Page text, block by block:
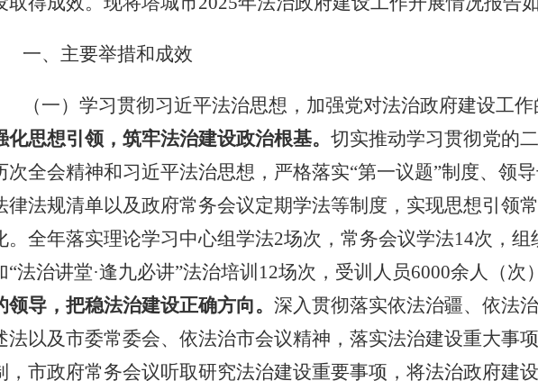
一、 主要举措和成效
（一）学习贯彻习近平法治思想，加强党对法治政府建设工作
化思想引领，筑牢法治建设政治根基。 切实推动学习贯彻党的
次全会精神和习近平法治思想，严格落实“第一议题”制度、领
律法规清单以及政府常务会议定期学法等制度，实现思想引领
。全年落实理论学习中心组学法2场次，常务会议学法14次，组
“法治讲堂·逢九必讲”法治培训 12场次，受训人员6000余人（次
领导，把稳法治建设正确方向。 深入贯彻落实依法治疆、依法
法以及市委常委会、依法治市会议精神， 落实法治建设重大事
，市政府常务会议听取研究法治建设重要事项，将法治政府建